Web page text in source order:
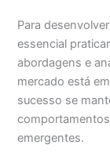
Para
essencial
abordagens e
mercado está
sucesso se
emergentes.